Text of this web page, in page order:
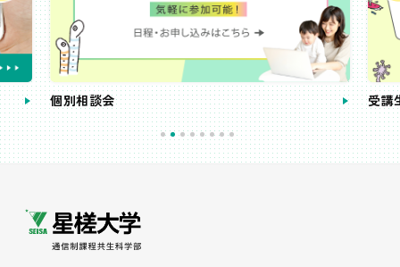
個別相談会 受講